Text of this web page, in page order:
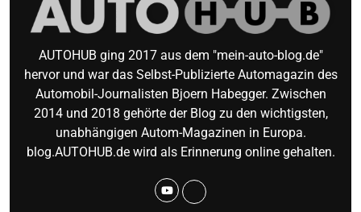
AUTOHUB ging 2017 aus dem "mein-auto-blog.de"
hervor und war das Selbst-Publizierte Automagazin des
Automobil-Journalisten Bjoern Habegger. Zwischen
2014 und 2018 gehörte der Blog zu den wichtigsten,
unabhängigen Autom-Magazinen in Europa.
blog.AUTOHUB.de wird als Erinnerung online gehalten.